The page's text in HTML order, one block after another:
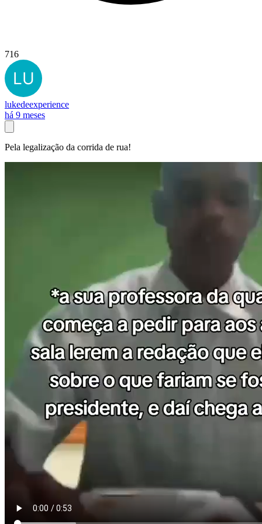
716
lukedeexperience
há 9 meses
Pela legalização da corrida de rua!